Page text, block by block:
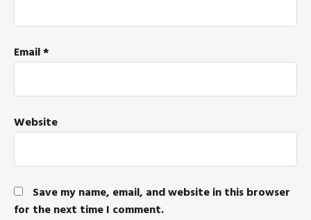
Email*
Website
Save my name, email, and website in this browser
for the next time I comment.